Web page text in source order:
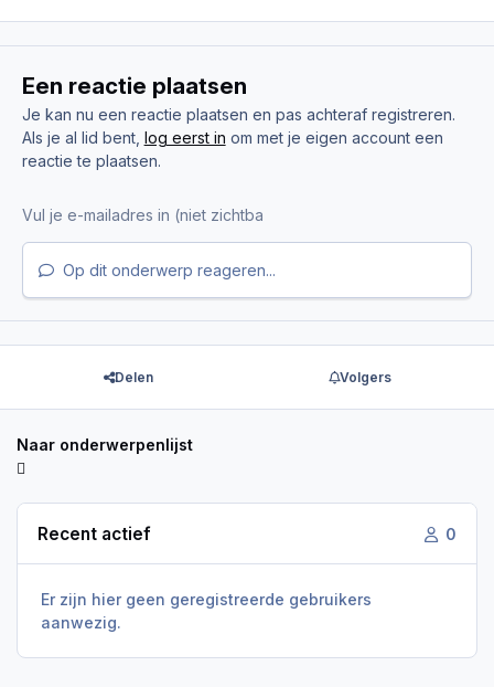
Een reactie plaatsen
Je kan nu een reactie plaatsen en pas achteraf registreren.
Als je al lid bent, log eerst in om met je eigen account een
reactie te plaatsen.
Op dit onderwerp reageren...
Delen Volgers
Naar onderwerpenlijst
Recent actief 0
Er zijn hier geen geregistreerde gebruikers
aanwezig.